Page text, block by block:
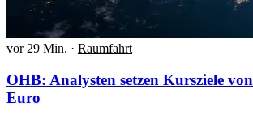
vor 29 Min. · Raumfahrt
OHB: Analysten setzen Kursziele
Euro